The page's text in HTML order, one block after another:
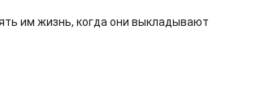
им жизнь, когда они выкладывают